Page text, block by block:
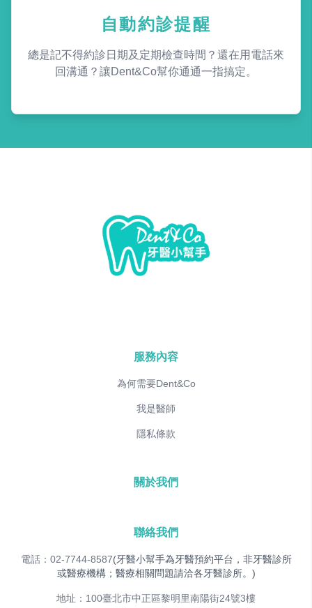
自動約診提醒
總是記不得約診日期及定期檢查時間？還在用電話來
回溝通？讓Dent&Co幫你通通一指搞定。
服務內容
為何需要Dent&Co
我是醫師
隱私條款
關於我們
聯絡我們
電話：02-7744-8587(牙醫小幫手為牙醫預約平台，非牙醫診所
或醫療機構；醫療相關問題請洽各牙醫診所。)
地址：100臺北市中正區黎明里南陽街24號3樓